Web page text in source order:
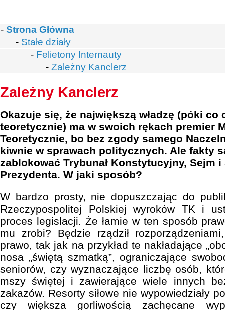
- Strona Główna
- Stałe działy
- Felietony Internauty
- Zależny Kanclerz
Zależny Kanclerz
Okazuje się, że największą władzę (póki co
teoretycznie) ma w swoich rękach premier
Teoretycznie, bo bez zgody samego
kiwnie w sprawach politycznych. Ale fakty
zablokować Trybunał Konstytucyjny, Sejm
Prezydenta. W jaki sposób?
W bardzo prosty, nie dopuszczając do
Rzeczypospolitej Polskiej wyroków TK i
proces legislacji. Że łamie w ten sposób
mu zrobi? Będzie rządził
prawo, tak jak na przykład te nakładające
nosa „świętą szmatką”, ograniczające
seniorów, czy wyznaczające liczbę osób,
mszy świętej i zawierające wiele innych
zakazów. Resorty siłowe nie wypowiedziały
czy większa gorliwością zachęcane